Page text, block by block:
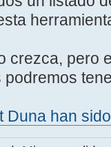
crezca, pero
Duna han